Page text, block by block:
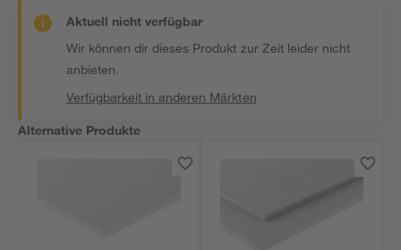
Aktuell nicht verfügbar
Wir können dir dieses Produkt zur Zeit leider nicht
anbieten.
Verfügbarkeit in anderen Märkten
Alternative Produkte